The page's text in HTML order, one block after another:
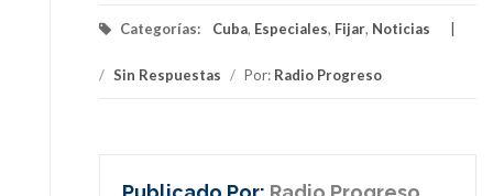
Categorías: Cuba, Especiales, Fijar, Noticias
/ Sin Respuestas / Por: Radio Progreso